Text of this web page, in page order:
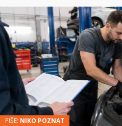
PIŠE: NIKO POZNAT